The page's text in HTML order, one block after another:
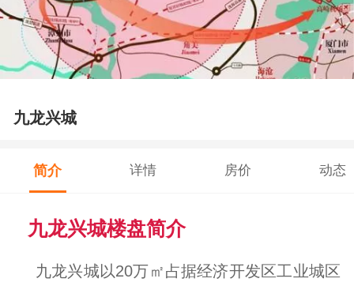
九龙兴城
简介 详情 房价 动态
九龙兴城楼盘简介
九龙兴城以20万㎡占据经济开发区工业城区